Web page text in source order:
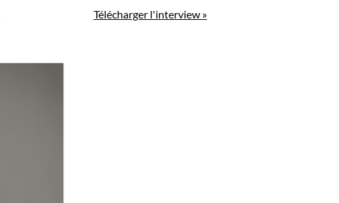
Télécharger l'interview »